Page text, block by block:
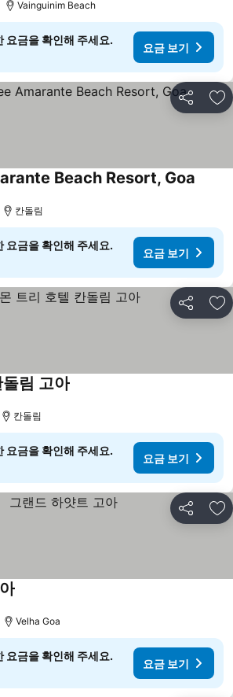
Vainguinim Beach
요금을 확인해 주세요.
요금 보기
공유 즐
Beach Resort, Goa
칸돌림
요금을 확인해 주세요.
요금 보기
공유 즐
림 고아
칸돌림
요금을 확인해 주세요.
요금 보기
공유 즐
Velha Goa
요금을 확인해 주세요.
요금 보기